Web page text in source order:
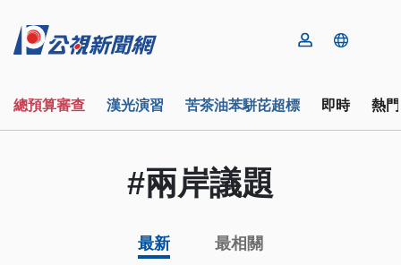
總預算審查 漢光演習 苦茶油苯駢芘超標 即時 熱
#兩岸議題
最新 最相關